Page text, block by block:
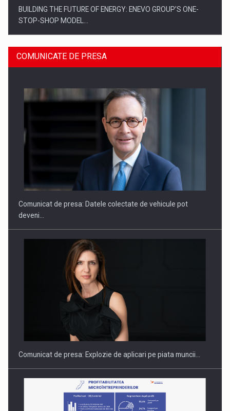
BUILDING THE FUTURE OF ENERGY: ENEVO GROUP’S ONE-
STOP-SHOP MODEL…
ROOTED IN ROMANIA, BUILT TO DELIVER TECHNOLOGY FOR
PUTTING ROMANIAN CORPORATE COMPANIES ON THE
INTERNATIONAL BUSINESS SCENE
COMUNICATE DE PRESA
Comunicat de presa: Datele colectate de vehicule pot
deveni…
Comunicat de presa: Explozie de aplicari pe piata muncii…